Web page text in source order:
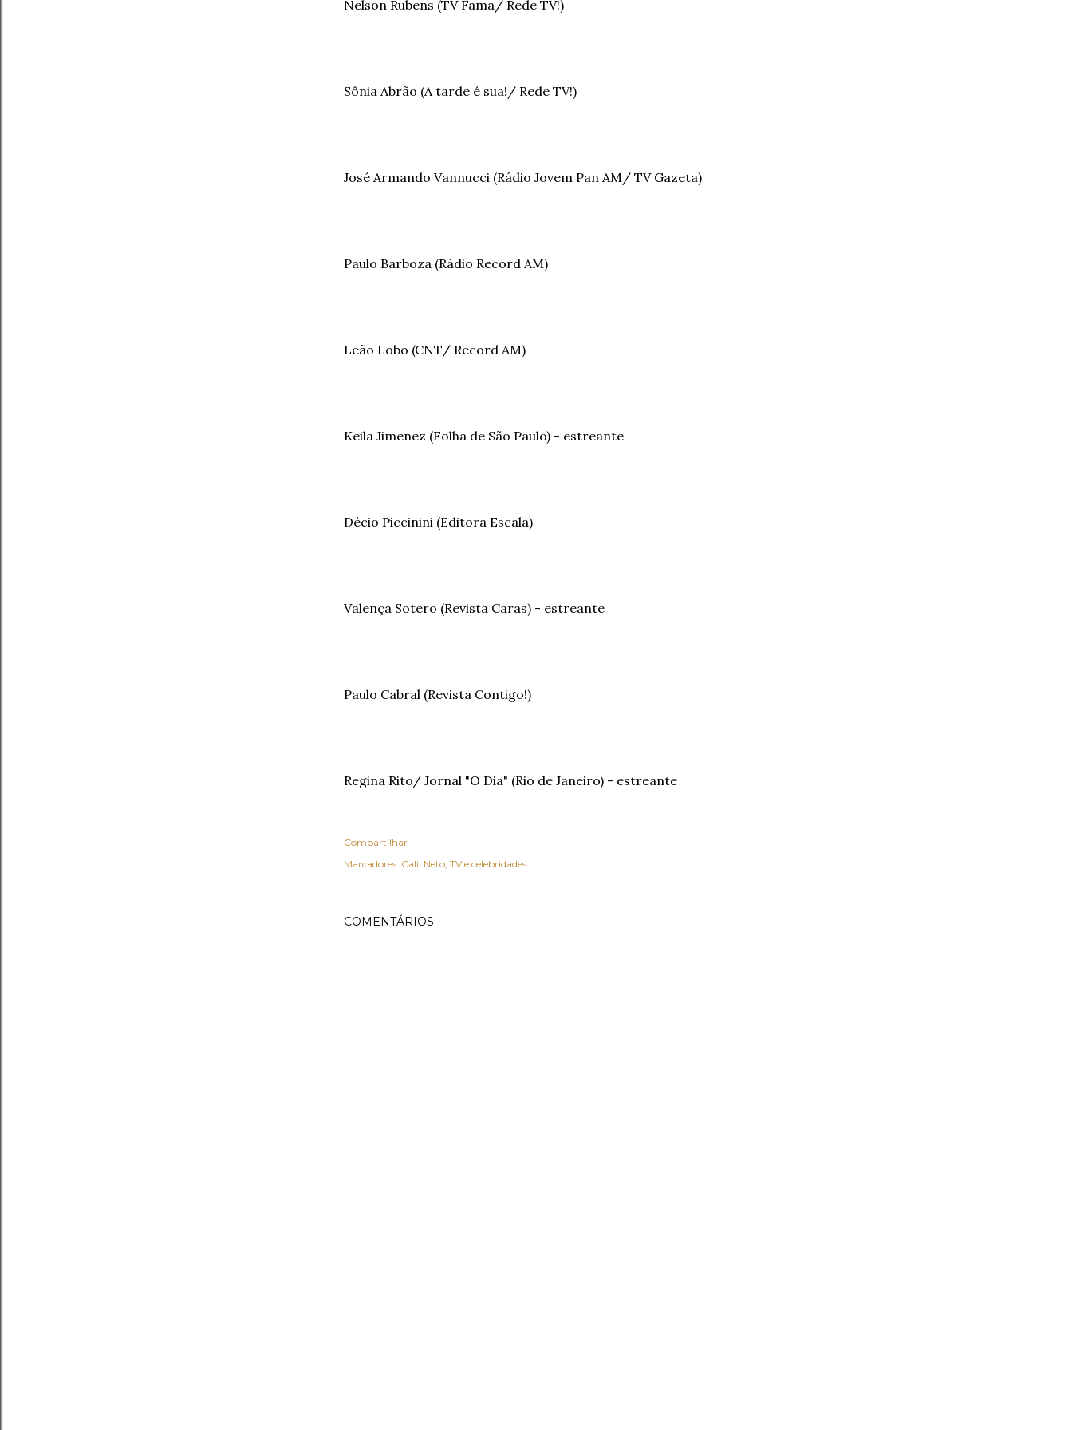
Nelson Rubens (TV Fama/ Rede TV!)
Sônia Abrão (A tarde é sua!/ Rede TV!)
José Armando Vannucci (Rádio Jovem Pan AM/ TV Gazeta)
Paulo Barboza (Rádio Record AM)
Leão Lobo (CNT/ Record AM)
Keila Jimenez (Folha de São Paulo) - estreante
Décio Piccinini (Editora Escala)
Valença Sotero (Revista Caras) - estreante
Paulo Cabral (Revista Contigo!)
Regina Rito/ Jornal "O Dia" (Rio de Janeiro) - estreante
Compartilhar
Marcadores: Calil Neto TV e celebridades
COMENTÁRIOS